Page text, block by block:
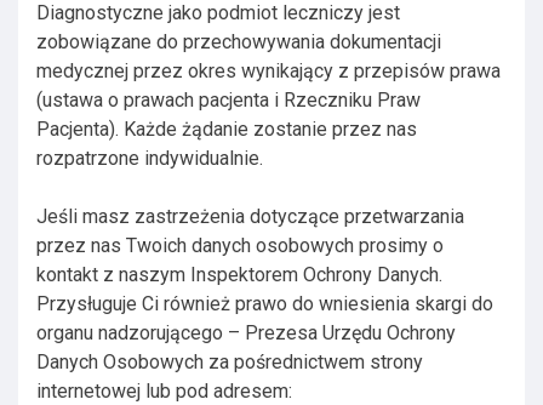
Diagnostyczne jako podmiot leczniczy jest
zobowiązane do przechowywania dokumentacji
medycznej przez okres wynikający z przepisów prawa
(ustawa o prawach pacjenta i Rzeczniku Praw
Pacjenta). Każde żądanie zostanie przez nas
rozpatrzone indywidualnie.
Jeśli masz zastrzeżenia dotyczące przetwarzania
przez nas Twoich danych osobowych prosimy o
kontakt z naszym Inspektorem Ochrony Danych.
Przysługuje Ci również prawo do wniesienia skargi do
organu nadzorującego – Prezesa Urzędu Ochrony
Danych Osobowych za pośrednictwem strony
internetowej lub pod adresem: